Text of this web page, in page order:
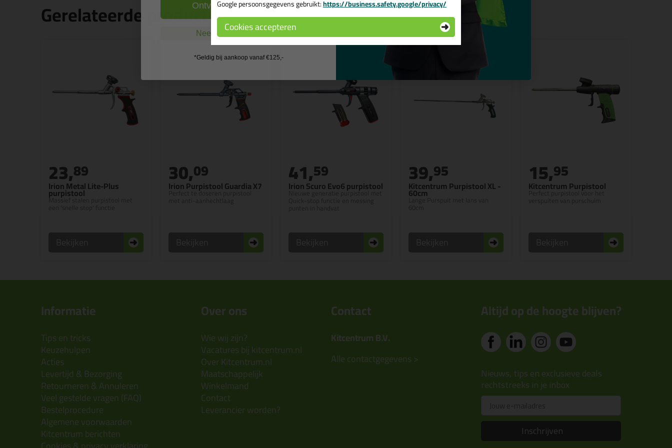
Gerelateerde producten
Irion Metal Lite-Plus
purpistool
Massief stalen purpistool met
23,89
Irion Purpistool Guardia X7
Perfect te doseren purpistool
30,09
Irion Scuro Evo6 purpistool
Nieuwe generatie purpistool met
41,59
Kitcentrum Purpistool XL -
60cm
Lange Purspuit met lans van
39,95
Kitcentrum Purpistool
Perfect purpistool voor het
15,95
Informatie
Tips en tricks
Keuzehulpen
Acties
Levertijd & Bezorging
Retourneren & Annuleren
Veel gestelde vragen (FAQ)
Bestelprocedure
Algemene voorwaarden
Kitcentrum berichten
Over ons
Wie wij zijn?
Vacatures bij kitcentrum.nl
Over Kitcentrum.nl
Maatschappelijk
Winkelmand
Contact
Leverancier worden?
Contact
Kitcentrum B.V.
Alle contactgegevens >
Altijd op de hoogte blijven?
Nieuws, tips en exclusieve deals
rechtstreeks in je inbox
Inschrijven
Google persoonsgegevens gebruikt:https://business.safety.google/privacy/
Cookies accepteren
Ontvang de actiecode ›
Nee, ik wil geen cadeau
*Geldig bij aankoop vanaf €125,-